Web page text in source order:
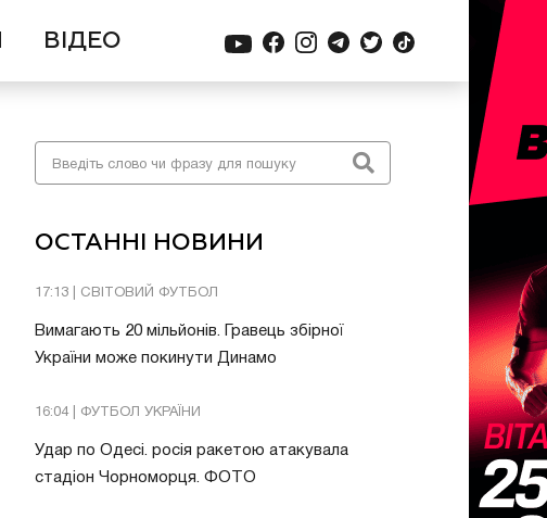
ВІДЕО
ОСТАННІ НОВИНИ
17:13 | СВІТОВИЙ ФУТБОЛ
Вимагають 20 мільйонів. Гравець збірної
України може покинути Динамо
16:04 | ФУТБОЛ УКРАЇНИ
Удар по Одесі. росія ракетою атакувала
стадіон Чорноморця. ФОТО